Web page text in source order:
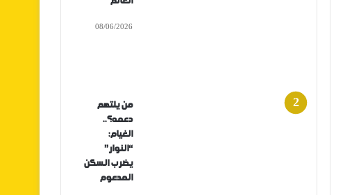
08/06/2026
من يلتهم
دعمه؟..
الغيام:
“النوار”
يضرب السكن
المدعوم